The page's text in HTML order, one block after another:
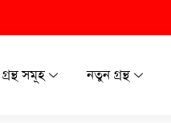
গ্রন্থ সমূহ নতুন গ্রন্থ